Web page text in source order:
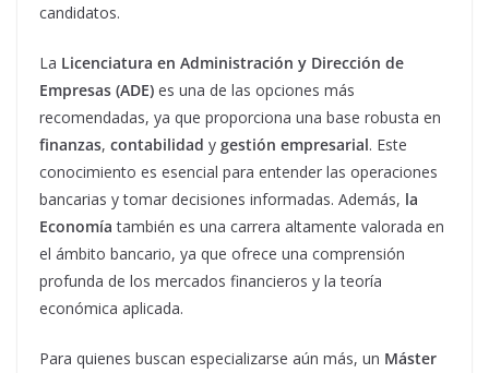
candidatos.
La Licenciatura en Administración y Dirección de
Empresas (ADE) es una de las opciones más
recomendadas, ya que proporciona una base robusta en
finanzas, contabilidad y gestión empresarial. Este
conocimiento es esencial para entender las operaciones
bancarias y tomar decisiones informadas. Además, la
Economía también es una carrera altamente valorada en
el ámbito bancario, ya que ofrece una comprensión
profunda de los mercados financieros y la teoría
económica aplicada.
Para quienes buscan especializarse aún más, un Máster